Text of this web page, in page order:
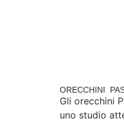
ORECCHINI
Gli orecchini
uno studio